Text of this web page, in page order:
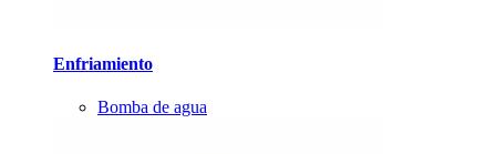
Enfriamiento
Bomba de agua